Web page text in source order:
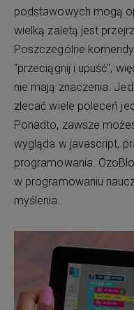
podstawowych mogą
wielką zaletą jest
Poszczególne komendy
"przeciągnij i upuść",
nie mają znaczenia.
zlecać wiele poleceń
Ponadto, zawsze
wygląda w javascript,
programowania.
w programowaniu
myślenia.